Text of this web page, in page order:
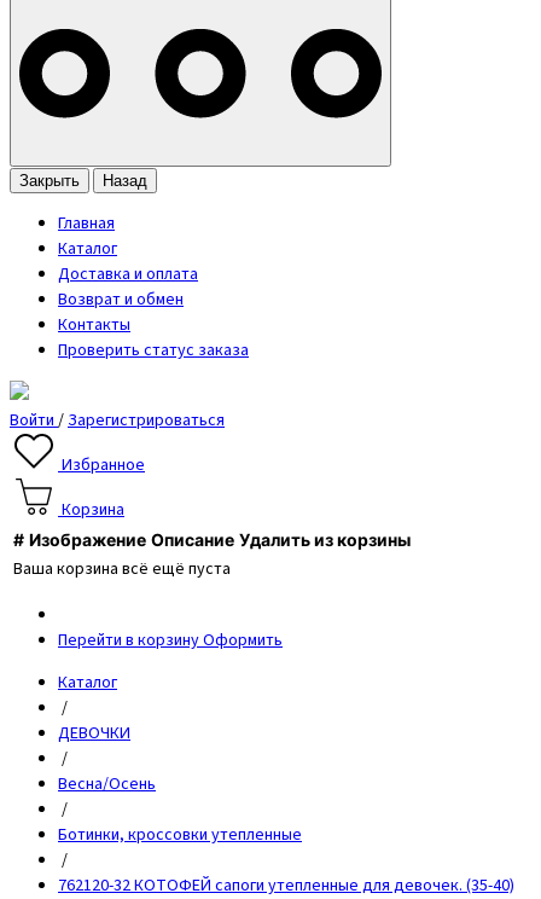
Закрыть Назад
Главная
Каталог
Доставка и оплата
Возврат и обмен
Контакты
Проверить статус заказа
Войти / Зарегистрироваться
Избранное
Корзина
# Изображение Описание Удалить из корзины
Ваша корзина всё ещё пуста
Перейти в корзинуОформить
Каталог
/
ДЕВОЧКИ
/
Весна/Осень
/
Ботинки, кроссовки утепленные
/
762120-32 КОТОФЕЙ сапоги утепленные для девочек. (35-40)